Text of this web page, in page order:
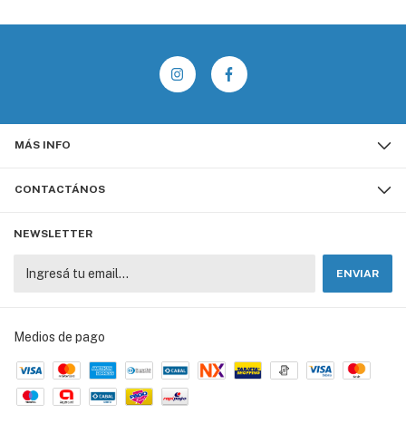
MÁS INFO
CONTACTÁNOS
NEWSLETTER
Medios de pago